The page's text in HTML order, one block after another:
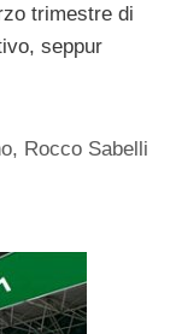
trimestre di
seppur
, Rocco Sabelli